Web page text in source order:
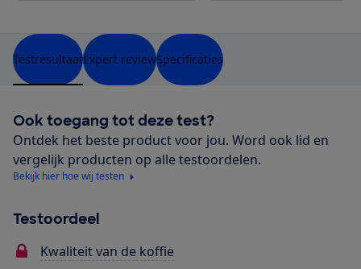
TestresultaatExpert reviewSpecificaties
Ook toegang tot deze test?
Ontdek het beste product voor jou. Word ook lid en
vergelijk producten op alle testoordelen.
Bekijk hier hoe wij testen
Testoordeel
Kwaliteit van de koffie